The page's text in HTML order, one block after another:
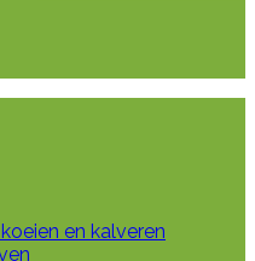
en kalveren